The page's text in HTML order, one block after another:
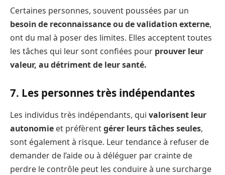
Certaines personnes, souvent poussées par un
besoin de reconnaissance ou de validation externe,
ont du mal à poser des limites. Elles acceptent toutes
les tâches qui leur sont confiées pour prouver leur
valeur, au détriment de leur santé.
7. Les personnes très indépendantes
Les individus très indépendants, qui valorisent leur
autonomie et préfèrentgérer leurs tâches seules,
sont également à risque. Leur tendance à refuser de
demander de l’aide ou à déléguer par crainte de
perdre le contrôle peut les conduire à une surcharge